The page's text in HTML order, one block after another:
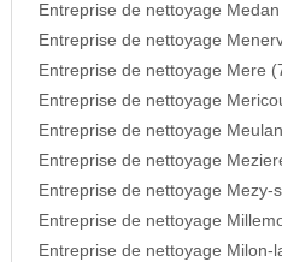
Entreprise de nettoyage
Entreprise de nettoyage
Entreprise de nettoyage Mere
Entreprise de nettoyage
Entreprise de nettoyage
Entreprise de nettoyage
Entreprise de nettoyage Mezy-
Entreprise de nettoyage
Entreprise de nettoyage Milon-